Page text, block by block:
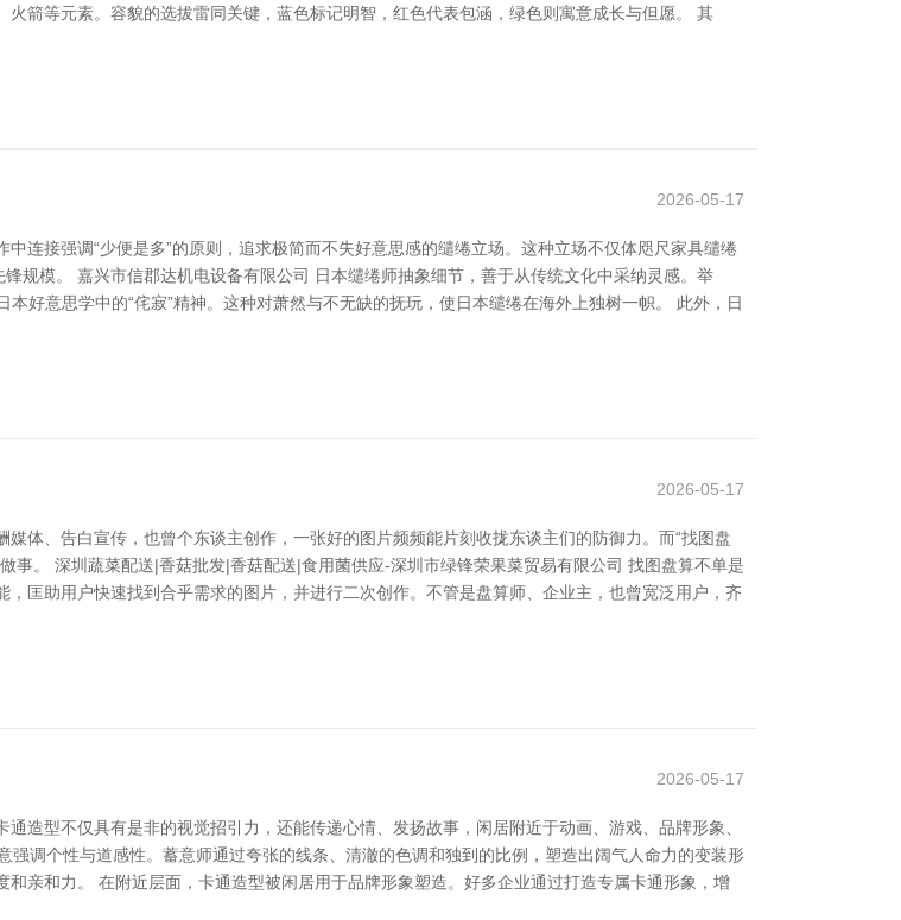
箭等元素。容貌的选拔雷同关键，蓝色标记明智，红色代表包涵，绿色则寓意成长与但愿。 其
2026-05-17
连接强调“少便是多”的原则，追求极简而不失好意思感的缱绻立场。这种立场不仅体咫尺家具缱绻
规模。 嘉兴市信郡达机电设备有限公司 日本缱绻师抽象细节，善于从传统文化中采纳灵感。举
好意思学中的“侘寂”精神。这种对萧然与不无缺的抚玩，使日本缱绻在海外上独树一帜。 此外，日
2026-05-17
体、告白宣传，也曾个东谈主创作，一张好的图片频频能片刻收拢东谈主们的防御力。而“找图盘
事。 深圳蔬菜配送|香菇批发|香菇配送|食用菌供应-深圳市绿锋荣果菜贸易有限公司 找图盘算不单是
匡助用户快速找到合乎需求的图片，并进行二次创作。不管是盘算师、企业主，也曾宽泛用户，齐
2026-05-17
造型不仅具有是非的视觉招引力，还能传递心情、发扬故事，闲居附近于动画、游戏、品牌形象、
调个性与道感性。蓄意师通过夸张的线条、清澈的色调和独到的比例，塑造出阔气人命力的变装形
亲和力。 在附近层面，卡通造型被闲居用于品牌形象塑造。好多企业通过打造专属卡通形象，增